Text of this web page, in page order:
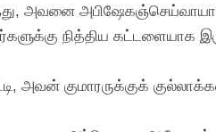
அவனை
நித்திய கட்டளையாக
குமாரருக்குக்